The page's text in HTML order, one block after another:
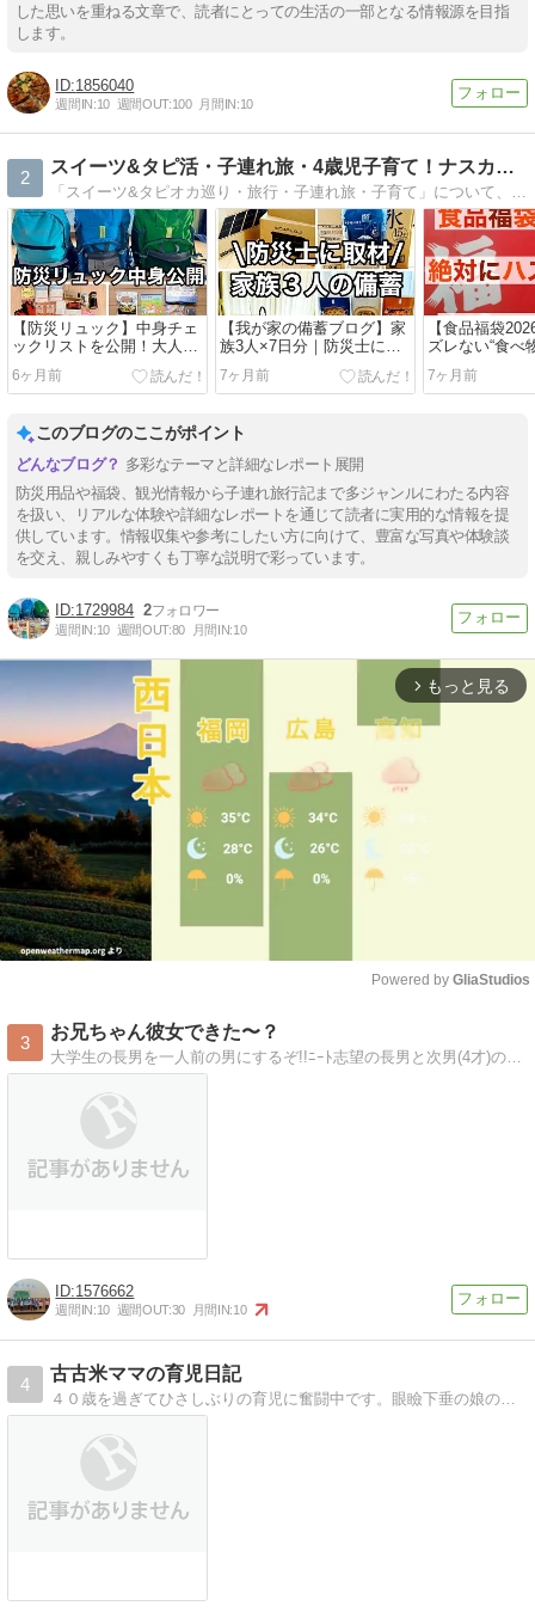
した思いを重ねる文章で、読者にとっての生活の一部となる情報源を目指
します。
1856040
週間IN:10 週間OUT:100 月間IN:10
2
スイーツ&タピ活・子連れ旅・4歳児子育て！ナスカのブログ♪
「スイーツ&タピオカ巡り・旅行・子連れ旅・子育て」について、仕事（インタビューライターしてます）じゃないので、面白おかしく書きたいブログです♪
【防災リュック】中身チェ
ックリストを公開！大人2
人＋小学生用
6ヶ月前
【我が家の備蓄ブログ】家
族3人×7日分｜防災士に取
材し購入！
7ヶ月前
【食品福袋
ズレない“食べ
ンル3選！
7ヶ月前
このブログのここがポイント
多彩なテーマと詳細なレポート展開
防災用品や福袋、観光情報から子連れ旅行記まで多ジャンルにわたる内容
を扱い、リアルな体験や詳細なレポートを通じて読者に実用的な情報を提
供しています。情報収集や参考にしたい方に向けて、豊富な写真や体験談
を交え、親しみやすくも丁寧な説明で彩っています。
1729984 2
週間IN:10 週間OUT:80 月間IN:10
arrow_forward_ios もっと見る
Powered by GliaStudios
3
お兄ちゃん彼女できた〜？
大学生の長男を一人前の男にするぞ!!ﾆｰﾄ志望の長男と次男(4才)の日常。お兄ちゃんﾈﾀを提供してくれてありがとう。
1576662
週間IN:10 週間OUT:30 月間IN:10
4
古古米ママの育児日記
４０歳を過ぎてひさしぶりの育児に奮闘中です。眼瞼下垂の娘の様子やその時の気持ちを書きます。2016年6月男の子が生まれました！